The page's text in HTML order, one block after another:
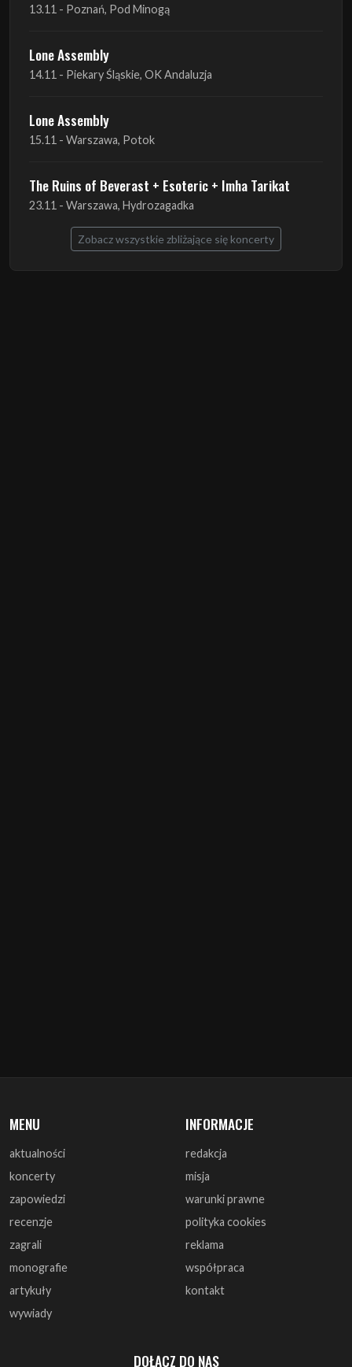
13.11 - Poznań, Pod Minogą
Lone Assembly
14.11 - Piekary Śląskie, OK Andaluzja
Lone Assembly
15.11 - Warszawa, Potok
The Ruins of Beverast + Esoteric + Imha Tarikat
23.11 - Warszawa, Hydrozagadka
Zobacz wszystkie zbliżające się koncerty
MENU
aktualności
koncerty
zapowiedzi
recenzje
zagrali
monografie
artykuły
wywiady
INFORMACJE
redakcja
misja
warunki prawne
polityka cookies
reklama
współpraca
kontakt
DOŁĄCZ DO NAS